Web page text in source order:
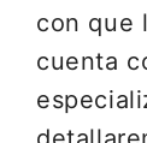
con que
cuenta